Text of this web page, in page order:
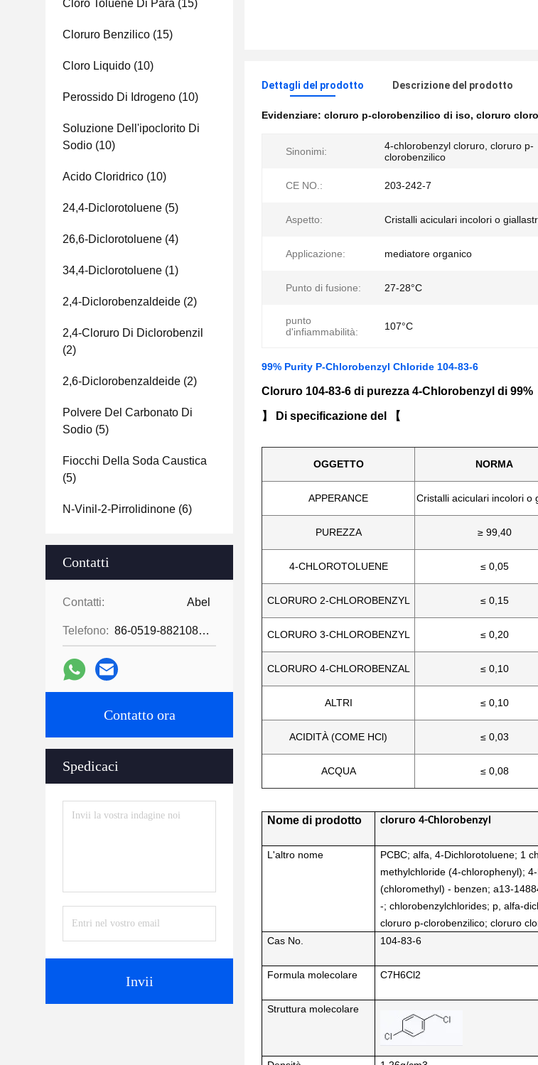
Cloro Toluene Di Para (15)
Cloruro Benzilico (15)
Cloro Liquido (10)
Perossido Di Idrogeno (10)
Soluzione Dell'ipoclorito Di
Sodio (10)
Acido Cloridrico (10)
24,4-Diclorotoluene (5)
26,6-Diclorotoluene (4)
34,4-Diclorotoluene (1)
2,4-Diclorobenzaldeide (2)
2,4-Cloruro Di Diclorobenzil
(2)
2,6-Diclorobenzaldeide (2)
Polvere Del Carbonato Di
Sodio (5)
Fiocchi Della Soda Caustica
(5)
N-Vinil-2-Pirrolidinone (6)
Contatti
Contatti: Abel
Telefono: 86-0519-88210855
Contatto ora
Spedicaci
Invii
Dettagli del prodotto Descrizione del prodotto
Evidenziare: cloruro p-clorobenzilico di iso, cloruro
Sinonimi:
4-chlorobenzyl cloruro, cloruro p-
clorobenzilico
CE NO.: 203-242-7
Aspetto: Cristalli aciculari incolori o
Applicazione: mediatore organico
Punto di fusione: 27-28°C
punto
d'infiammabilità:
107°C
99% Purity P-Chlorobenzyl Chloride 104-83-6
Cloruro 104-83-6 di purezza 4-Chlorobenzyl di 99%
】 Di specificazione del 【
OGGETTO NORMA
APPERANCE Cristalli aciculari incolori o
PUREZZA ≥ 99,40
4-CHLOROTOLUENE ≤ 0,05
CLORURO 2-CHLOROBENZYL ≤ 0,15
CLORURO 3-CHLOROBENZYL ≤ 0,20
CLORURO 4-CHLOROBENZAL ≤ 0,10
ALTRI ≤ 0,10
ACIDITÀ (COME HCl) ≤ 0,03
ACQUA ≤ 0,08
Nome di prodotto cloruro 4-Chlorobenzyl
L'altro nome
PCBC; alfa, 4-Dichlorotoluene; 1
methylchloride (4-chlorophenyl);
(chloromethyl) - benzen; a13-
-; chlorobenzylchlorides; p, alfa-
cloruro p-clorobenzilico; cloruro
Cas No.
104-83-6
Formula molecolare C7H6Cl2
Struttura molecolare